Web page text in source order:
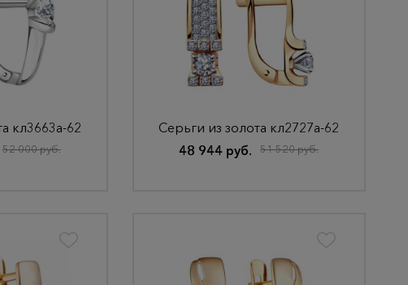
кл3663а-62
52 000 руб.
Серьги из золота кл2727а-62
48 944 руб.
51 520 руб.